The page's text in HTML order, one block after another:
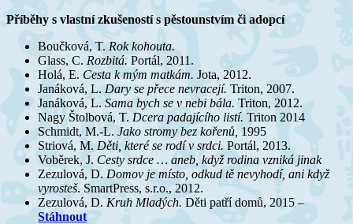
Příběhy s vlastní zkušeností s pěstounstvím či adopcí
Boučková, T. Rok kohouta.
Glass, C. Rozbitá. Portál, 2011.
Holá, E. Cesta k mým matkám. Jota, 2012.
Janáková, L. Dary se přece nevracejí. Triton, 2007.
Janáková, L. Sama bych se v nebi bála. Triton, 2012.
Nagy Štolbová, T. Dcera padajícího listí. Triton 2014
Schmidt, M.-L. Jako stromy bez kořenů, 1995
Striová, M. Děti, které se rodí v srdci. Portál, 2013.
Voběrek, J. Cesty srdce … aneb, když rodina vzniká jinak
Zezulová, D. Domov je místo, odkud tě nevyhodí, ani když
vyrosteš. SmartPress, s.r.o., 2012.
Zezulová, D. Kruh Mladých. Děti patří domů, 2015 –
Stáhnout